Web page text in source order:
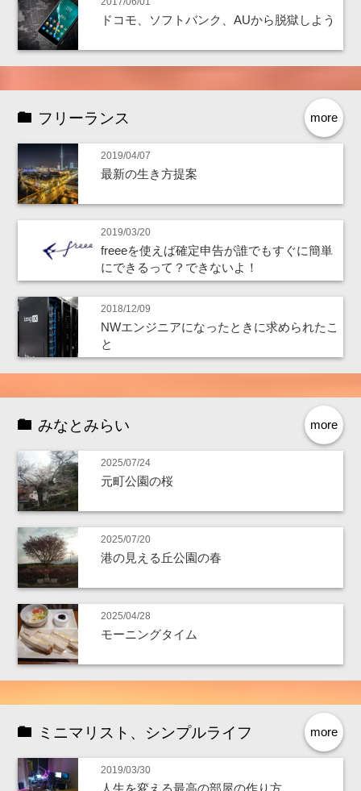
ドコモ、ソフトバンク、AUから脱獄しよう
more
フリーランス
2019/04/07
最新の生き方提案
2019/03/20
freeeを使えば確定申告が誰でもすぐに簡単
にできるって？できないよ！
2018/12/09
NWエンジニアになったときに求められたこ
と
more
みなとみらい
2025/07/24
元町公園の桜
2025/07/20
港の見える丘公園の春
2025/04/28
モーニングタイム
more
ミニマリスト、シンプルライフ
2019/03/30